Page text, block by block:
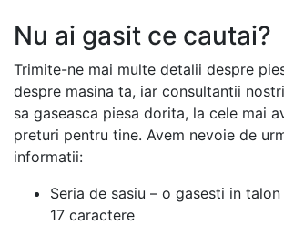
Nu ai gasit ce cautai?
Trimite-ne mai multe detalii despre
despre masina ta, iar consultantii
sa gaseasca piesa dorita, la cele mai
preturi pentru tine. Avem nevoie de
informatii:
Seria de sasiu – o gasesti in
17 caractere